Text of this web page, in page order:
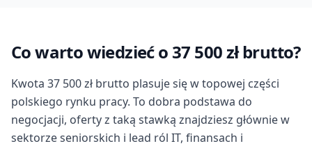
Co warto wiedzieć o 37 500 zł brutto?
Kwota 37 500 zł brutto plasuje się w topowej części
polskiego rynku pracy. To dobra podstawa do
negocjacji, oferty z taką stawką znajdziesz głównie w
sektorze seniorskich i lead ról IT, finansach i